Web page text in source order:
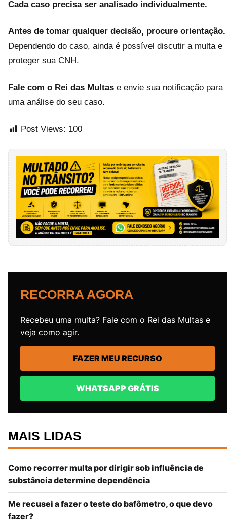
Cada caso precisa ser analisado individualmente.
Antes de tomar qualquer decisão, procure orientação.
Dependendo do caso, ainda é possível discutir a multa e
proteger sua CNH.
Fale com o Rei das Multas e envie sua notificação para
uma análise do seu caso.
Post Views: 100
RECORRA AGORA
Recebeu uma multa? Fale com o Rei das Multas e
veja como agir.
FAZER MEU RECURSO
WHATSAPP GRÁTIS
MAIS LIDAS
Como recorrer multa por dirigir sob influência de
substância determine dependência
Me recusei a fazer o teste do bafômetro, o que devo
fazer?